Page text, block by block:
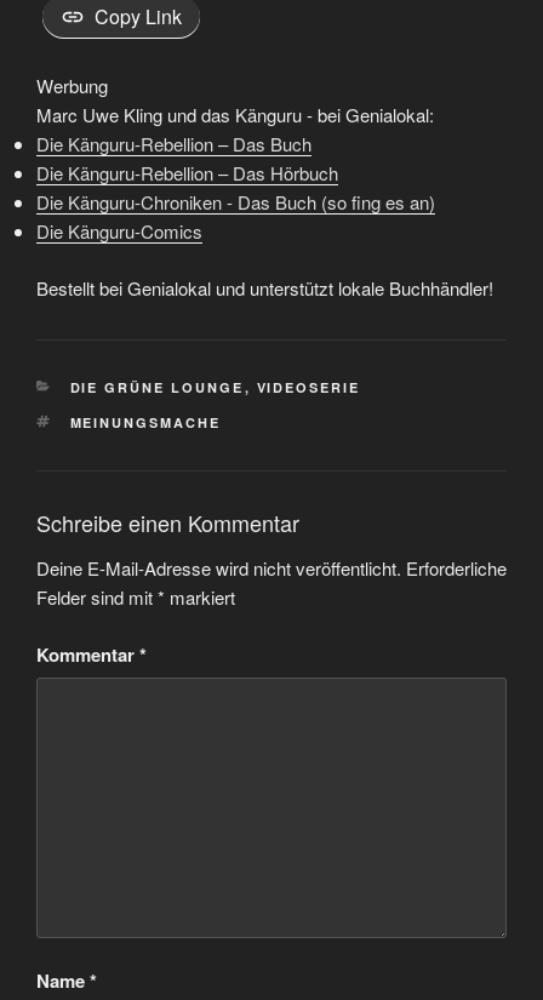
Copy Link
Werbung
Marc Uwe Kling und das Känguru - bei Genialokal:
Die Känguru-Rebellion – Das Buch
Die Känguru-Rebellion – Das Hörbuch
Die Känguru-Chroniken - Das Buch (so fing es an)
Die Känguru-Comics
Bestellt bei Genialokal und unterstützt lokale Buchhändler!
KATEGORIEN
DIE GRÜNE LOUNGE , VIDEOSERIE
SCHLAGWÖRTER
MEINUNGSMACHE
Schreibe einen Kommentar
Deine E-Mail-Adresse wird nicht veröffentlicht. Erforderliche
Felder sind mit* markiert
Kommentar*
Name*